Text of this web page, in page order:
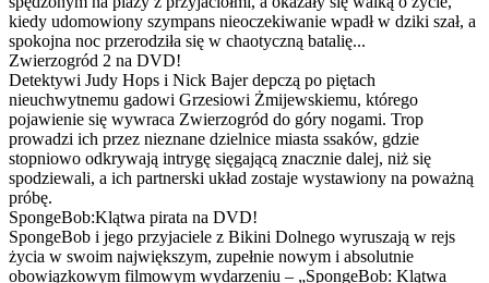
kiedy udomowiony szympans nieoczekiwanie wpadł w dziki szał, a
spokojna noc przerodziła się w chaotyczną batalię...
Zwierzogród 2 na DVD!
Detektywi Judy Hops i Nick Bajer depczą po piętach
nieuchwytnemu gadowi Grzesiowi Żmijewskiemu, którego
pojawienie się wywraca Zwierzogród do góry nogami. Trop
prowadzi ich przez nieznane dzielnice miasta ssaków, gdzie
stopniowo odkrywają intrygę sięgającą znacznie dalej, niż się
spodziewali, a ich partnerski układ zostaje wystawiony na poważną
próbę.
SpongeBob:Klątwa pirata na DVD!
SpongeBob i jego przyjaciele z Bikini Dolnego wyruszają w rejs
życia w swoim największym, zupełnie nowym i absolutnie
obowiązkowym filmowym wydarzeniu – „SpongeBob: Klątwa